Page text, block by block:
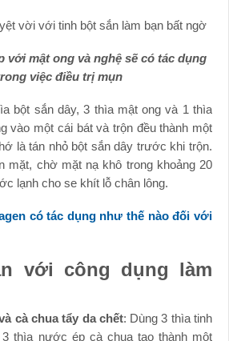
với mật ong và nghệ sẽ có tác dụng
việc điều trị mụn
bột sắn dây, 3 thìa mật ong và 1 thìa
vào một cái bát và trộn đều thành một
là tán nhỏ bột sắn dây trước khi trộn.
mặt, chờ mặt nạ khô trong khoảng 20
lạnh cho se khít lỗ chân lông.
có tác dụng như thế nào đối với
với công dụng làm
cà chua tẩy da chết: Dùng 3 thìa tinh
thìa nước ép cà chua tạo thành một